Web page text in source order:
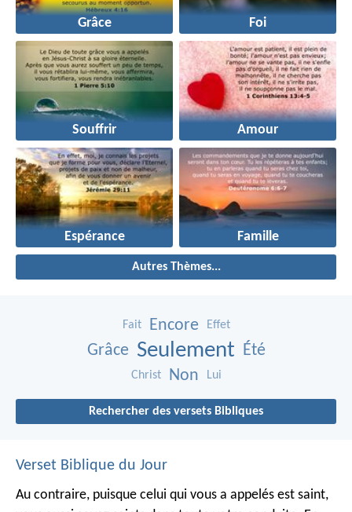
Grâce Foi
Souffrir Amour
Espérance Famille
Autres Thèmes...
Fait Encore Effet
Grâce Seulement Été
Christ Non Lui
Rechercher des versets Bibliques
Verset Biblique du Jour
Au contraire, puisque celui qui vous a appelés est saint,